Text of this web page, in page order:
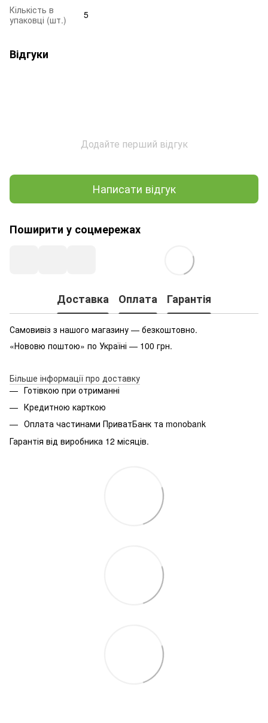
Кількість в
упаковці (шт.)
5
Відгуки
Додайте перший відгук
Написати відгук
Поширити у соцмережах
Доставка Оплата Гарантія
Самовивіз з нашого магазину — безкоштовно.
«Нововю поштою» по Україні — 100 грн.
Більше інформації про доставку
Готівкою при отриманні
Кредитною карткою
Оплата частинами ПриватБанк та monobank
Гарантія від виробника 12 місяців.